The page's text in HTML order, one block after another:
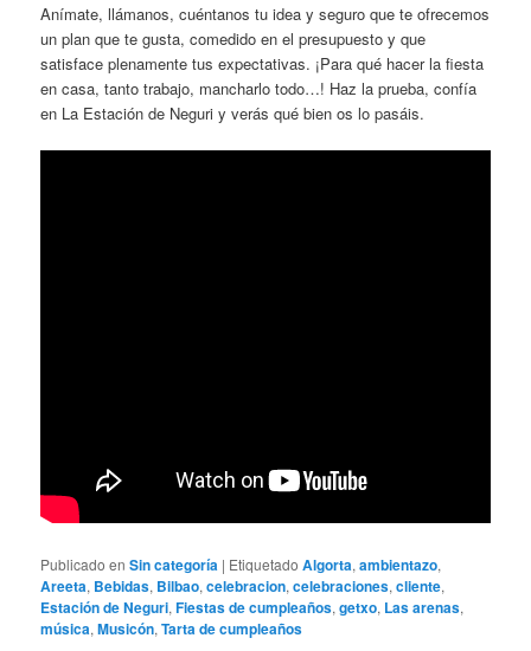
Anímate, llámanos, cuéntanos tu idea y seguro que te ofrecemos
un plan que te gusta, comedido en el presupuesto y que
satisface plenamente tus expectativas. ¡Para qué hacer la fiesta
en casa, tanto trabajo, mancharlo todo…! Haz la prueba, confía
en La Estación de Neguri y verás qué bien os lo pasáis.
Publicado en Sin categoría | Etiquetado Algorta,ambientazo,
Areeta, Bebidas, Bilbao,celebracion,celebraciones,cliente,
Estación de Neguri,Fiestas de cumpleaños,getxo, Las arenas,
música,Musicón,Tarta de cumpleaños